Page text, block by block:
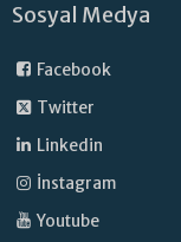
Sosyal Medya
Facebook
Twitter
Linkedin
İnstagram
Youtube